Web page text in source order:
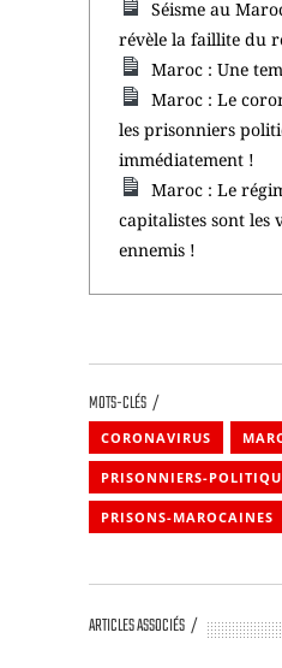
Séisme au
révèle la faillite du
Maroc : Une
Maroc : Le
les prisonniers
immédiatement !
Maroc : Le
capitalistes sont les
ennemis !
MOTS-CLÉS
CORONAVIRUS
PRISONNIERS-
PRISONS-MAROCAINES
ARTICLES ASSOCIÉS